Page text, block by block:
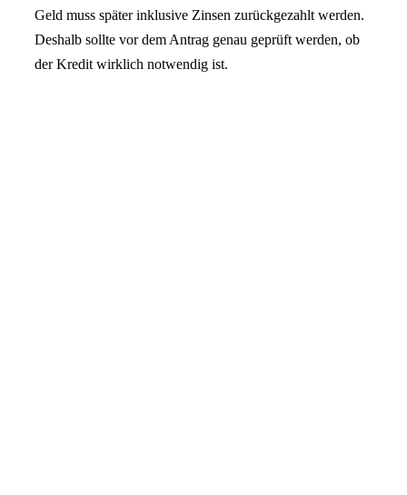
Geld muss später inklusive Zinsen zurückgezahlt werden.
Deshalb sollte vor dem Antrag genau geprüft werden, ob
der Kredit wirklich notwendig ist.